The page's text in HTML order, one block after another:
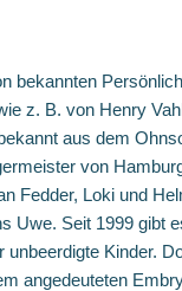
bekannten
z. B. von Henry
aus dem
von
Fedder, Loki und
Uwe. Seit 1999 gibt
unbeerdigte Kinder.
angedeuteten